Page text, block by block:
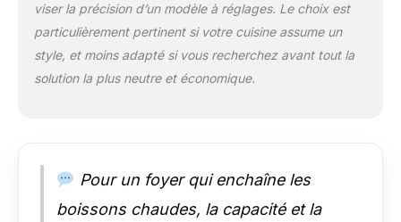
à ébullition rapide
sont équipées d'un
dissimulé qui
empêche l'eau de
Design: Notre
bouilloire design est
dotée d'une finition
viser la précision d’un modèle à réglages. Le choix est
particulièrement pertinent si votre cuisine assume un
style, et moins adapté si vous recherchez avant tout la
solution la plus neutre et économique.
Pour un foyer qui enchaîne les
boissons chaudes, la capacité et la